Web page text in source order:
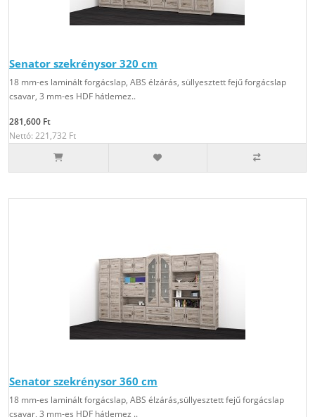
Senator szekrénysor 320 cm
18 mm-es laminált forgácslap, ABS élzárás, süllyesztett fejű forgácslap
csavar, 3 mm-es HDF hátlemez..
281,600 Ft
Nettó: 221,732 Ft
Senator szekrénysor 360 cm
18 mm-es laminált forgácslap, ABS élzárás,süllyesztett fejű forgácslap
csavar, 3 mm-es HDF hátlemez ..